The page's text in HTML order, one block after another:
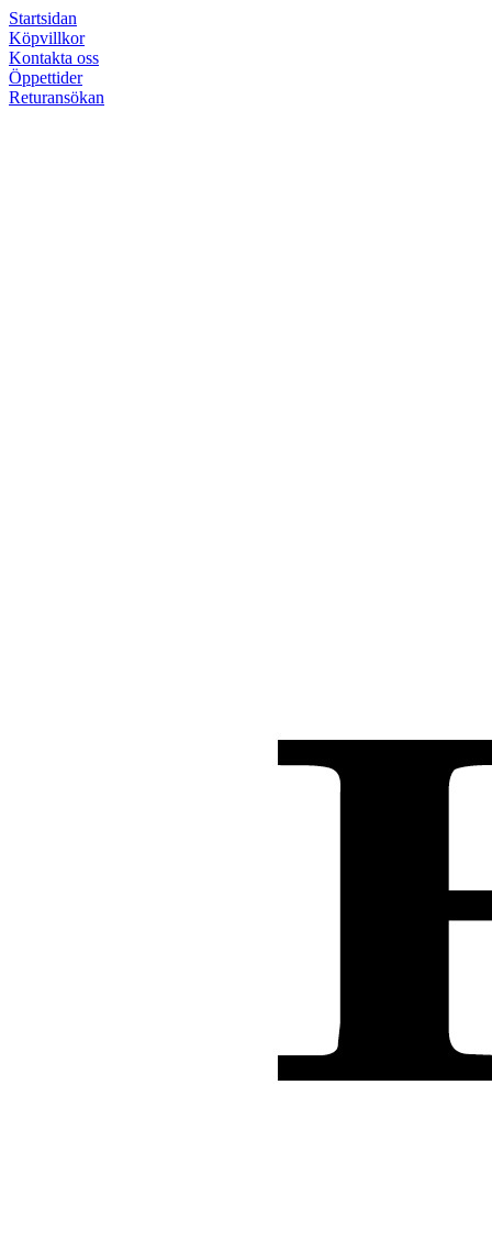
Startsidan
Köpvillkor
Kontakta oss
Öppettider
Returansökan